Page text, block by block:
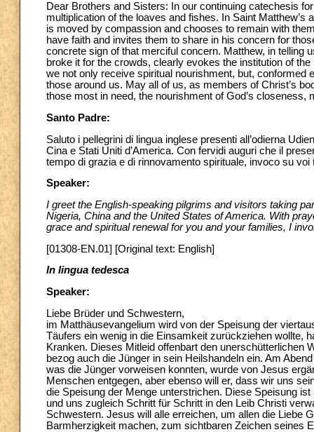
Dear Brothers and Sisters: In our continuing catechesis
multiplication of the loaves and fishes. In Saint
is moved by compassion and chooses to remain with
have faith and invites them to share in his concern for
concrete sign of that merciful concern. Matthew, in telling
broke it for the crowds, clearly evokes the institution of
we not only receive spiritual nourishment, but,
those around us. May all of us, as members of Christ’s
those most in need, the nourishment of God’s closeness,
Santo Padre:
Saluto i pellegrini di lingua inglese presenti all’odierna
Cina e Stati Uniti d’America. Con fervidi auguri che il
tempo di grazia e di rinnovamento spirituale, invoco su
Speaker:
I greet the English-speaking pilgrims and visitors taking
Nigeria, China and the United States of America. With
grace and spiritual renewal for you and your families, I
[01308-EN.01] [Original text: English]
In lingua tedesca
Speaker:
Liebe Brüder und Schwestern,
im Matthäusevangelium wird von der Speisung der
Täufers ein wenig in die Einsamkeit zurückziehen wollte,
Kranken. Dieses Mitleid offenbart den unerschütterlichen
bezog auch die Jünger in sein Heilshandeln ein. Am
was die Jünger vorweisen konnten, wurde von Jesus
Menschen entgegen, aber ebenso will er, dass wir uns
die Speisung der Menge unterstrichen. Diese Speisung
und uns zugleich Schritt für Schritt in den Leib Christi
Schwestern. Jesus will alle erreichen, um allen die Liebe
Barmherzigkeit machen, zum sichtbaren Zeichen seines